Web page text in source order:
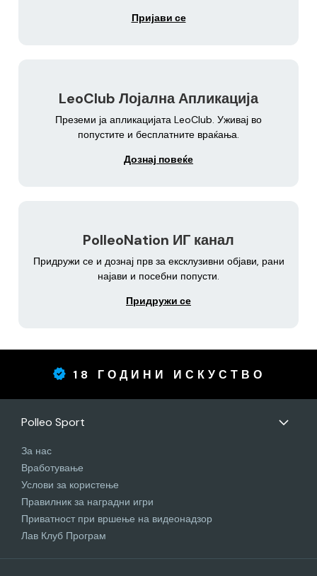
Пријави се
LeoClub Лојална Апликација
Преземи ја апликацијата LeoClub. Уживај во
попустите и бесплатните враќања.
Дознај повеќе
PolleoNation ИГ канал
Придружи се и дознај прв за ексклузивни објави, рани
најави и посебни попусти.
Придружи се
18 ГОДИНИ ИСКУСТВО
Polleo Sport
За нас
Вработување
Услови за користење
Правилник за наградни игри
Приватност при вршење на видеонадзор
Лав Клуб Програм